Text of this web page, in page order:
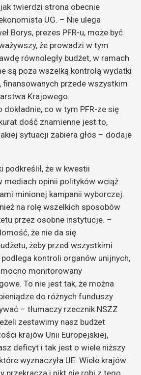
twierdzi strona obecnie
UG. – Nie ulega
Borys, prezes PFR-u, może być
że prowadzi w tym
równoległy budżet, w ramach
są poza wszelką kontrolą wydatki
finansowanych przede wszystkim
Krajowego.
co w tym PFR-ze się
dość znamienne jest to,
sytuacji zabiera głos – dodaje
podkreślił, że w kwestii
mediach opinii polityków wciąż
minionej kampanii wyborczej.
na rolę wszelkich sposobów
przez osobne instytucje. –
że nie da się
żeby przed wszystkimi
kontroli organów unijnych,
monitorowany
To nie jest tak, że można
do różnych funduszy
– tłumaczy rzecznik NSZZ
zestawimy nasz budżet
krajów Unii Europejskiej,
deficyt i tak jest o wiele niższy
wyznaczyła UE. Wiele krajów